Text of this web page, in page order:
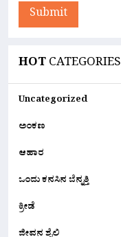
Submit
HOTCATEGORIES
Uncategorized
ಅಂಕಣ
ಆಹಾರ
ಒಂದು ಕನಸಿನ ಬೆನ್ನತ್ತಿ
ಕ್ರೀಡೆ